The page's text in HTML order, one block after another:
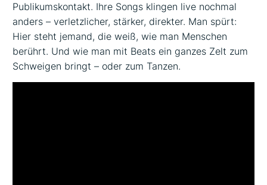
Publikumskontakt. Ihre Songs klingen live nochmal
anders – verletzlicher, stärker, direkter. Man spürt:
Hier steht jemand, die weiß, wie man Menschen
berührt. Und wie man mit Beats ein ganzes Zelt zum
Schweigen bringt – oder zum Tanzen.